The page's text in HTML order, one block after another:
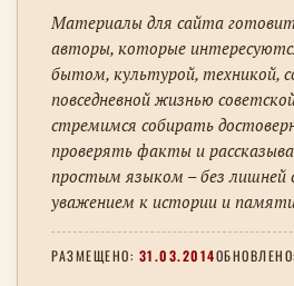
Материалы для сайта
авторы, которые
бытом, культурой, техникой,
повседневной жизнью
стремимся собирать
проверять факты и
простым языком – без лишней
уважением к истории и
РАЗМЕЩЕНО: 31.03.2014ОБНОВЛЕНО: